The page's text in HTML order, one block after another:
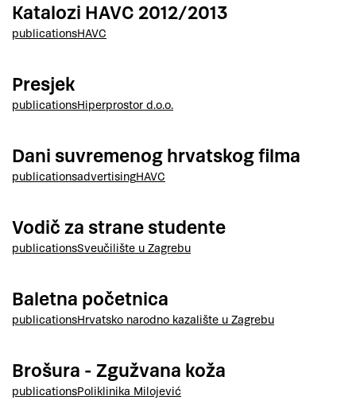
Katalozi HAVC 2012/2013
publicationsHAVC
Presjek
publicationsHiperprostor d.o.o.
Dani suvremenog hrvatskog filma
publicationsadvertisingHAVC
Vodič za strane studente
publicationsSveučilište u Zagrebu
Baletna početnica
publicationsHrvatsko narodno kazalište u Zagrebu
Brošura - Zgužvana koža
publicationsPoliklinika Milojević